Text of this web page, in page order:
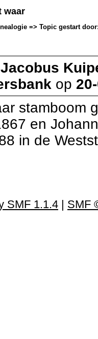
waar
=> Topic gestart
op
stamboom
en
in de
SMF 1.1.4 | SMF